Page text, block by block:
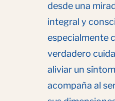
desde una
integral y
especialmente
verdadero
aliviar un
acompaña al